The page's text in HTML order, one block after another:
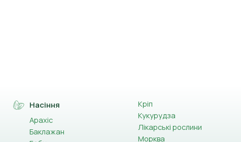
Насіння
Арахіс
Баклажан
Кріп
Кукурудза
Лікарські рослини
Морква